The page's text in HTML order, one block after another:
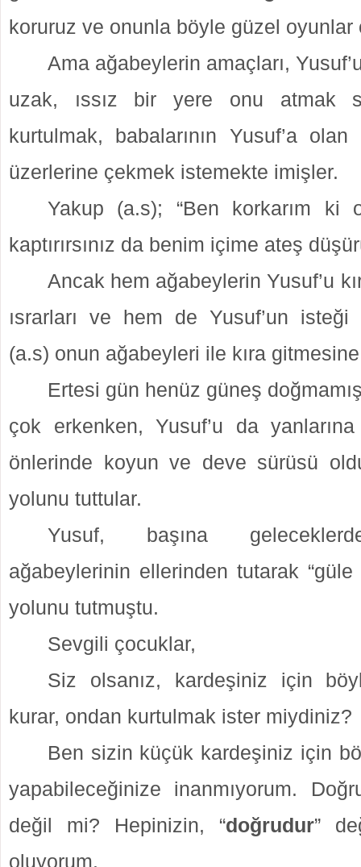
koruruz ve onunla böyle güzel oyunlar
Ama ağabeylerin amaçları,
uzak, ıssız bir yere onu atmak
kurtulmak, babalarının Yusuf’a
üzerlerine çekmek istemekte imişler.
Yakup (a.s); “Ben korkarım ki
kaptırırsınız da benim içime ateş
Ancak hem ağabeylerin Yusuf’u
ısrarları ve hem de Yusuf’un isteği
(a.s) onun ağabeyleri ile kıra
Ertesi gün henüz güneş
çok erkenken, Yusuf’u da
önlerinde koyun ve deve sürüsü
yolunu tuttular.
Yusuf, başına
ağabeylerinin ellerinden tutarak “güle
yolunu tutmuştu.
Sevgili çocuklar,
Siz olsanız, kardeşiniz için
kurar, ondan kurtulmak ister miydiniz?
Ben sizin küçük kardeşiniz için
yapabileceğinize inanmıyorum.
değil mi? Hepinizin, “doğrudur”
oluyorum.